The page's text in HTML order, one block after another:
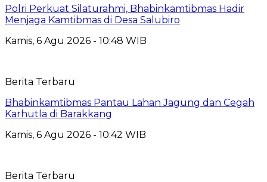
Polri Perkuat Silaturahmi, Bhabinkamtibmas Hadir
Menjaga Kamtibmas di Desa Salubiro
Kamis, 6 Agu 2026 - 10:48 WIB
Berita Terbaru
Bhabinkamtibmas Pantau Lahan Jagung dan Cegah
Karhutla di Barakkang
Kamis, 6 Agu 2026 - 10:42 WIB
Berita Terbaru